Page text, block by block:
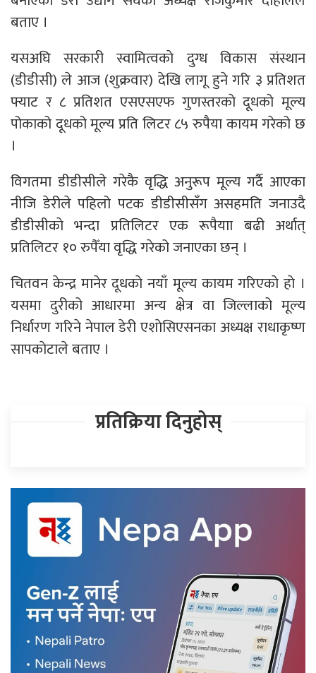
बताए ।
यसअघि सरकारी स्वामित्वकाे दुग्ध विकास संस्थान
(डीडीसी) ले आज (शुक्रवार) देखि लागू हुने गरि ३ प्रतिशत
फ्याट र ८ प्रतिशत एसएसएफ गुणस्तरकाे दूधकाे मूल्य
पोकाको दूधको मूल्य प्रति लिटर ८५ रुपैया कायम गरेको छ
।
विगतमा डीडीसीले गरेकै वृद्धि अनुरूप मूल्य गर्दै आएका
नीजि डेरीले पहिलो पटक डीडीसीसँग असहमति जनाउदै
डीडीसीकाे भन्दा प्रतिलिटर एक रूपैयाा बढी अर्थात्
प्रतिलिटर १० रुपैँया वृद्धि गरेको जनाएका छन् ।
चितवन केन्द्र मानेर दूधकाे नयाँ मूल्य कायम गरिएकाे हाे ।
यसमा दुरीको आधारमा अन्य क्षेत्र वा जिल्लाको मूल्य
निर्धारण गरिने नेपाल डेरी एशाेसिएसनका अध्यक्ष राधाकृष्ण
सापकाेटाले बताए ।
प्रतिक्रिया दिनुहोस्